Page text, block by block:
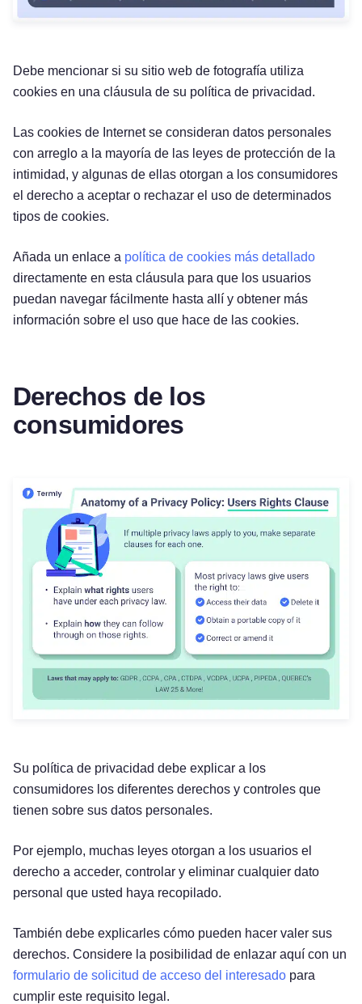
Debe mencionar si su sitio web de fotografía utiliza
cookies en una cláusula de su política de privacidad.
Las cookies de Internet se consideran datos personales
con arreglo a la mayoría de las leyes de protección de la
intimidad, y algunas de ellas otorgan a los consumidores
el derecho a aceptar o rechazar el uso de determinados
tipos de cookies.
Añada un enlace a política de cookies más detallado
directamente en esta cláusula para que los usuarios
puedan navegar fácilmente hasta allí y obtener más
información sobre el uso que hace de las cookies.
Derechos de los
consumidores
Su política de privacidad debe explicar a los
consumidores los diferentes derechos y controles que
tienen sobre sus datos personales.
Por ejemplo, muchas leyes otorgan a los usuarios el
derecho a acceder, controlar y eliminar cualquier dato
personal que usted haya recopilado.
También debe explicarles cómo pueden hacer valer sus
derechos. Considere la posibilidad de enlazar aquí con un
formulario de solicitud de acceso del interesado para
cumplir este requisito legal.